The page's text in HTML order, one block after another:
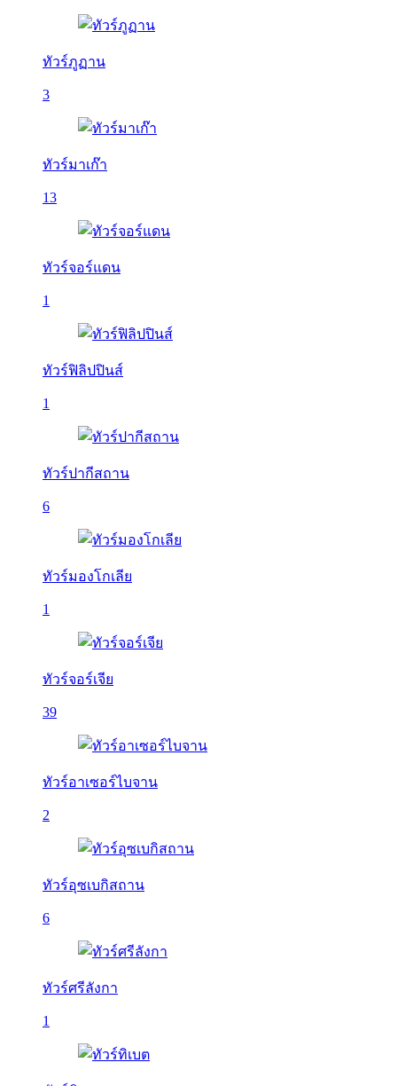
ทัวร์ภูฏาน
3
ทัวร์มาเก๊า
13
ทัวร์จอร์แดน
1
ทัวร์ฟิลิปปินส์
1
ทัวร์ปากีสถาน
6
ทัวร์มองโกเลีย
1
ทัวร์จอร์เจีย
39
ทัวร์อาเซอร์ไบจาน
2
ทัวร์อุซเบกิสถาน
6
ทัวร์ศรีลังกา
1